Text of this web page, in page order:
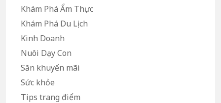
Khám Phá Ẩm Thực
Khám Phá Du Lịch
Kinh Doanh
Nuôi Dạy Con
Săn khuyến mãi
Sức khỏe
Tips trang điểm